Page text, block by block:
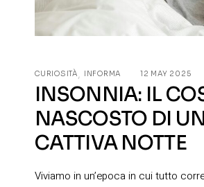
CURIOSITÀ INFORMA 12 MAY 2025
INSONNIA: IL
NASCOSTO DI
CATTIVA NOTTE
Viviamo in un’epoca in cui tutto